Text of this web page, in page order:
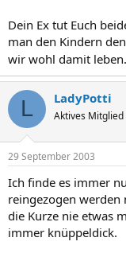
Dein Ex tut Euch
man den Kindern
wir wohl damit
L LadyPotti
Aktives Mitglied
29 September 2003
Ich finde es immer
reingezogen werden
die Kurze nie etwas
immer knüppeldick.